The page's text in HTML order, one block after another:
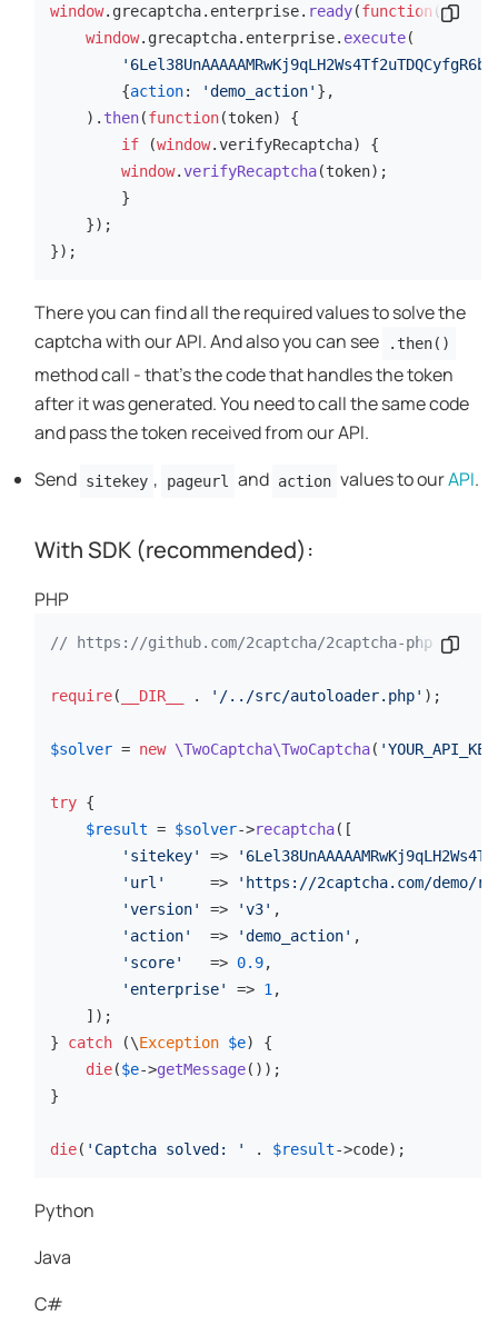
window. grecaptcha. enterprise. ready(function () {
window. grecaptcha. enterprise. execute(
'6Lel38UnAAAAAMRwKj9qLH2Ws4Tf2uTDQCyfgR6b'
        {
action: 'demo_action' },
    ).
then(function(token) {
if (window.verifyRecaptcha) {
window.verifyRecaptcha(token);
        }
    });
});
คัดลอก
There you can find all the required values to solve the
captcha with our API. And also you can see
.then()
method call - that's the code that handles the token
after it was generated. You need to call the same code
and pass the token received from our API.
Send sitekey , pageurl and action values to ourAPI.
With SDK (recommended):
PHP
// https://github.com/2captcha/2captcha-php
require( __DIR__ . '/../src/autoloader.php' );
$solver = new \TwoCaptcha\TwoCaptcha(
try {
$result = $solver->recaptcha([
'sitekey'
=>
'url'
     =>
'https://2captcha.com/demo/
'version'
=> 'v3' ,
'action'
  =>
'demo_action' ,
'score'
   =>
0.9,
'enterprise'
=> 1 ,
    ]);
} catch (\Exception $e) {
die($e->getMessage());
}
die( 'Captcha solved: ' . $result->code);
คัดลอ
Python
Java
C#